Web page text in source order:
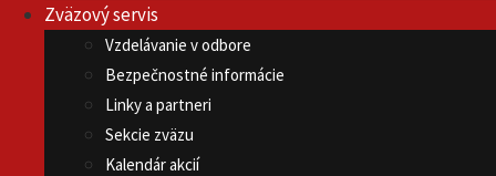
Zväzový servis
Vzdelávanie v odbore
Bezpečnostné informácie
Linky a partneri
Sekcie zväzu
Kalendár akcií